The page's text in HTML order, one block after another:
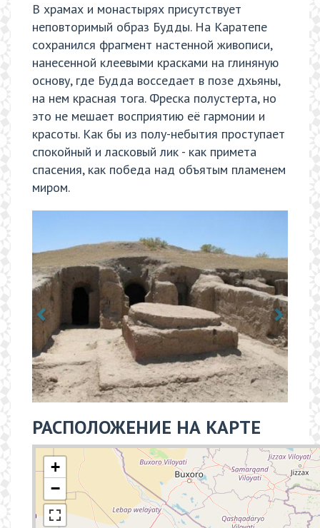
В храмах и монастырях присутствует
неповторимый образ Будды. На Каратепе
сохранился фрагмент настенной живописи,
нанесенной клеевыми красками на глиняную
основу, где Будда восседает в позе дхьяны,
на нем красная тога. Фреска полустерта, но
это не мешает восприятию её гармонии и
красоты. Как бы из полу-небытия проступает
спокойный и ласковый лик - как примета
спасения, как победа над объятым пламенем
миром.
РАСПОЛОЖЕНИЕ НА КАРТЕ
+
−